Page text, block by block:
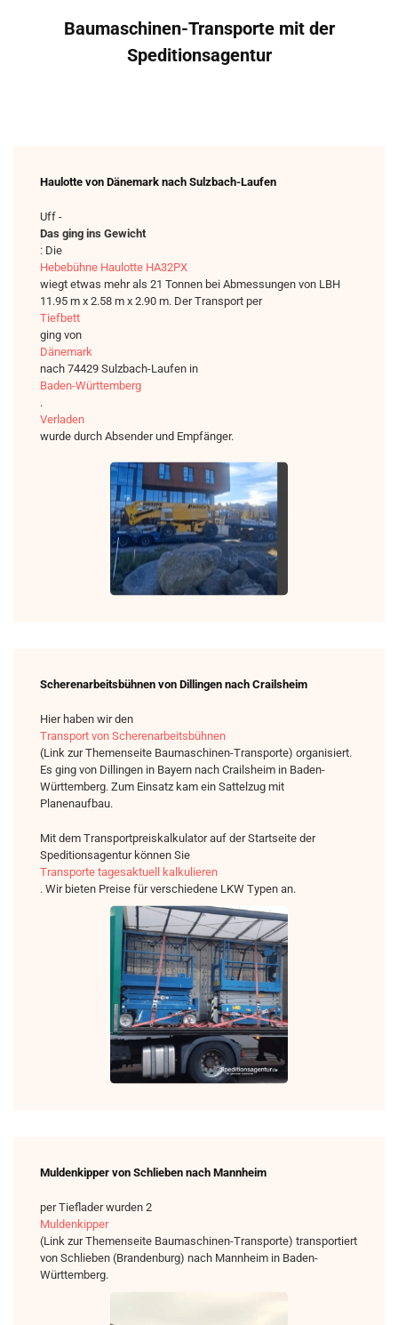
Baumaschinen-Transporte mit der
Speditionsagentur
Haulotte von Dänemark nach Sulzbach-Laufen
Uff -
Das ging ins Gewicht
: Die
Hebebühne Haulotte HA32PX
wiegt etwas mehr als 21 Tonnen bei Abmessungen von LBH
11.95 m x 2.58 m x 2.90 m. Der Transport per
Tiefbett
ging von
Dänemark
nach 74429 Sulzbach-Laufen in
Baden-Württemberg
.
Verladen
wurde durch Absender und Empfänger.
Scherenarbeitsbühnen von Dillingen nach Crailsheim
Hier haben wir den
Transport von Scherenarbeitsbühnen
(Link zur Themenseite Baumaschinen-Transporte) organisiert.
Es ging von Dillingen in Bayern nach Crailsheim in Baden-
Württemberg. Zum Einsatz kam ein Sattelzug mit
Planenaufbau.
Mit dem Transportpreiskalkulator auf der Startseite der
Speditionsagentur können Sie
Transporte tagesaktuell kalkulieren
. Wir bieten Preise für verschiedene LKW Typen an.
Muldenkipper von Schlieben nach Mannheim
per Tieflader wurden 2
Muldenkipper
(Link zur Themenseite Baumaschinen-Transporte) transportiert
von Schlieben (Brandenburg) nach Mannheim in Baden-
Württemberg.